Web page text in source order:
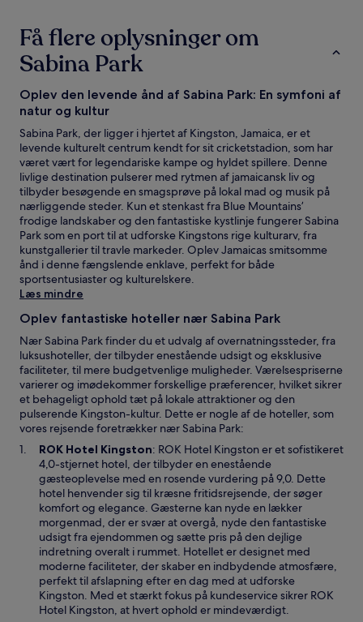
Få flere oplysninger om
Sabina Park
Oplev den levende ånd af Sabina Park: En symfoni af
natur og kultur
Sabina Park, der ligger i hjertet af Kingston, Jamaica, er et
levende kulturelt centrum kendt for sit cricketstadion, som har
været vært for legendariske kampe og hyldet spillere. Denne
livlige destination pulserer med rytmen af jamaicansk liv og
tilbyder besøgende en smagsprøve på lokal mad og musik på
nærliggende steder. Kun et stenkast fra Blue Mountains’
frodige landskaber og den fantastiske kystlinje fungerer Sabina
Park som en port til at udforske Kingstons rige kulturarv, fra
kunstgallerier til travle markeder. Oplev Jamaicas smitsomme
ånd i denne fængslende enklave, perfekt for både
sportsentusiaster og kulturelskere.
Læs mindre
Oplev fantastiske hoteller nær Sabina Park
Nær Sabina Park finder du et udvalg af overnatningssteder, fra
luksushoteller, der tilbyder enestående udsigt og eksklusive
faciliteter, til mere budgetvenlige muligheder. Værelsespriserne
varierer og imødekommer forskellige præferencer, hvilket sikrer
et behageligt ophold tæt på lokale attraktioner og den
pulserende Kingston-kultur. Dette er nogle af de hoteller, som
vores rejsende foretrækker nær Sabina Park:
ROK Hotel KingstonÅ
b
n
e
r
i
e
t
n
y
t
v
: ROK Hotel Kingston er et sofistikeret
4,0-stjernet hotel, der tilbyder en enestående
gæsteoplevelse med en rosende vurdering på 9,0. Dette
hotel henvender sig til kræsne fritidsrejsende, der søger
komfort og elegance. Gæsterne kan nyde en lækker
morgenmad, der er svær at overgå, nyde den fantastiske
udsigt fra ejendommen og sætte pris på den dejlige
indretning overalt i rummet. Hotellet er designet med
moderne faciliteter, der skaber en indbydende atmosfære,
perfekt til afslapning efter en dag med at udforske
Kingston. Med et stærkt fokus på kundeservice sikrer ROK
Hotel Kingston, at hvert ophold er mindeværdigt.